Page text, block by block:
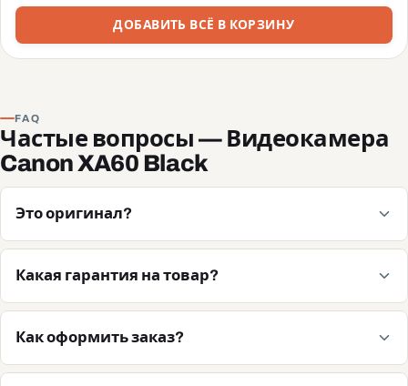
ДОБАВИТЬ ВСЁ В КОРЗИНУ
FAQ
Частые вопросы — Видеокамера
Canon XA60 Black
Это оригинал?
Какая гарантия на товар?
Как оформить заказ?